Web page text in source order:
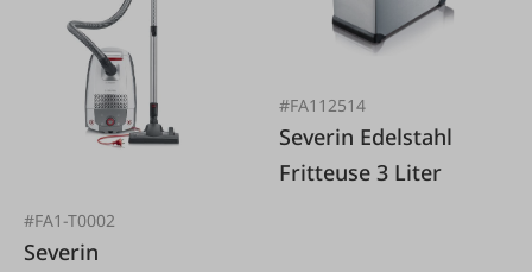
#FA1-T0002
Severin
#FA112514
Severin Edelstahl
Fritteuse 3 Liter